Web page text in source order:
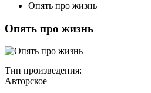
Опять про жизнь
Опять про жизнь
Тип произведения:
Авторское